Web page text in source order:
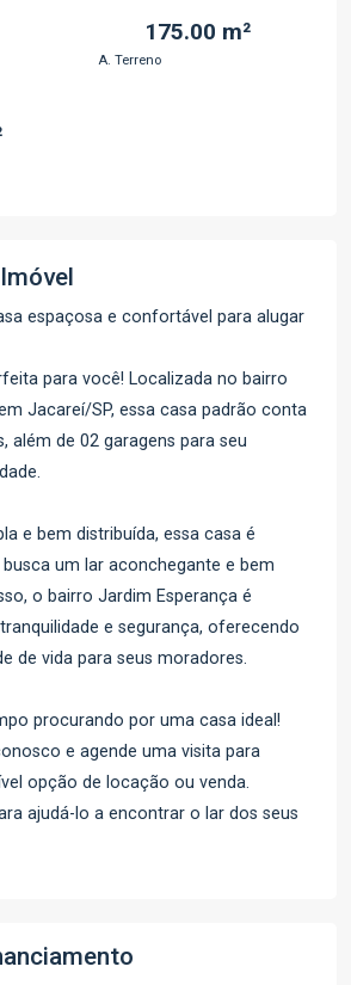
175.00 m²
A. Terreno
espaçosa e confortável para alugar
para você! Localizada no bairro
Jacareí/SP, essa casa padrão conta
além de 02 garagens para seu
e bem distribuída, essa casa é
um lar aconchegante e bem
o bairro Jardim Esperança é
e segurança, oferecendo
de vida para seus moradores.
procurando por uma casa ideal!
e agende uma visita para
opção de locação ou venda.
ajudá-lo a encontrar o lar dos seus